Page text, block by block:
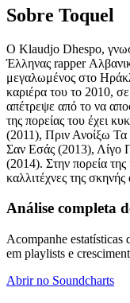
Sobre Toquel
Ο Klaudjo Dhespo,
Έλληνας rapper
μεγαλωμένος στο
καριέρα του το 2010,
απέτρεψε από το να
της πορείας του έχει
(2011), Πριν Ανοίξω
Σαν Εσάς (2013), Λίγο
(2014). Στην πορεία της
καλλιτέχνες της
Análise completa
Acompanhe estatísticas
em playlists e
Abrir no Soundcharts